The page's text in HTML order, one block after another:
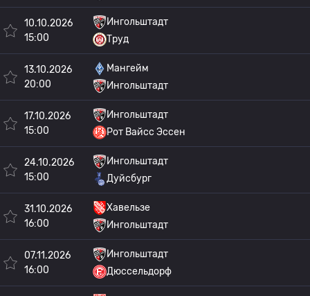
10.10.2026
15:00
Ингольштадт
Труд
13.10.2026
20:00
Мангейм
Ингольштадт
17.10.2026
15:00
Ингольштадт
Рот Вайсс Эссен
24.10.2026
15:00
Ингольштадт
Дуйсбург
31.10.2026
16:00
Хавельзе
Ингольштадт
07.11.2026
16:00
Ингольштадт
Дюссельдорф